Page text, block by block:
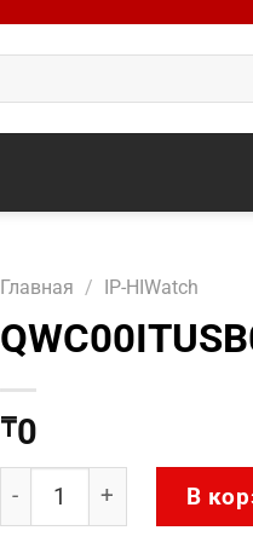
Главная / IP-HIWatch
₸0
Количество товара
В